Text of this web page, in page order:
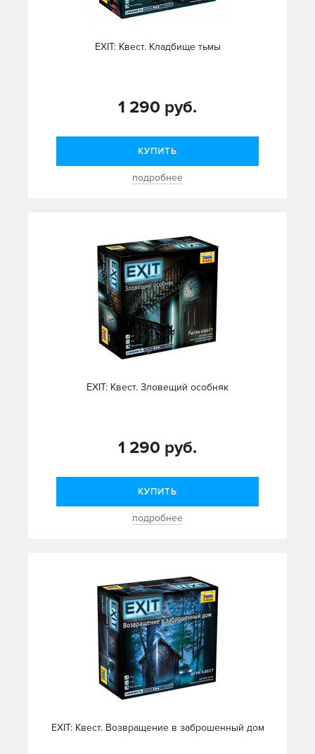
EXIT: Квест. Кладбище тьмы
1 290 руб.
КУПИТЬ
подробнее
EXIT: Квест. Зловещий особняк
1 290 руб.
КУПИТЬ
подробнее
EXIT: Квест. Возвращение в заброшенный дом